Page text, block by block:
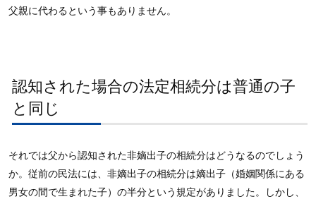
父親に代わるという事もありません。
認知された場合の法定相続分は普通の子
と同じ
それでは父から認知された非嫡出子の相続分はどうなるのでしょう
か。従前の民法には、非嫡出子の相続分は嫡出子（婚姻関係にある
男女の間で生まれた子）の半分という規定がありました。しかし、